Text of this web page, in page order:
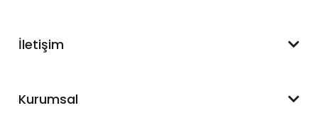
İletişim
WhatsApp Destek
Kurumsal